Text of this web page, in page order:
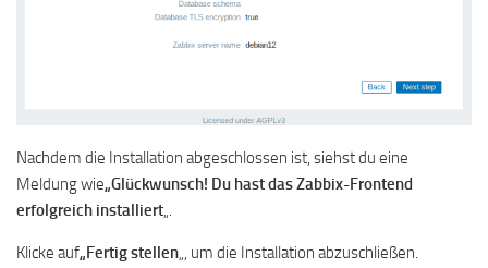
Nachdem die Installation abgeschlossen ist, siehst du eine
Meldung wie„Glückwunsch! Du hast das Zabbix-Frontend
erfolgreich installiert„.
Klicke auf„Fertig stellen„, um die Installation abzuschließen.